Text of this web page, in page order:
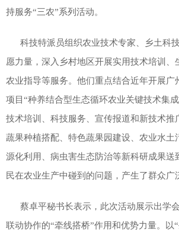
持服务“三农”系列活动。
科技特派员组织农业技术专家、乡土科
愿力量，深入乡村地区开展实用技术培训、
农业指导等服务。他们重点结合近年开展广
项目“种养结合型生态循环农业关键技术集
技术培训、科技服务、宣传报道和新技术推
蔬果种植搭配、特色蔬果园建设、农业水土
源化利用、病虫害生态防治等新科研成果送
民在农业生产中碰到的问题，产生了群众广
蔡卓平秘书长表示，此次活动展示出学
联动协作的“牵线搭桥”作用和优势力量。以